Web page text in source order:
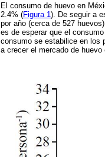
El consumo de huevo en
2.4% (Figura 1). De seguir a
por año (cerca de 527
es de esperar que el
consumo se estabilice en los
a crecer el mercado de huevo